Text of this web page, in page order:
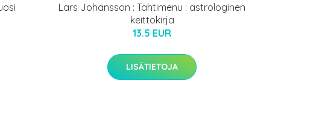
Lars Johansson : Tähtimenu : astrologinen
keittokirja
13.5 EUR
LISÄTIETOJA